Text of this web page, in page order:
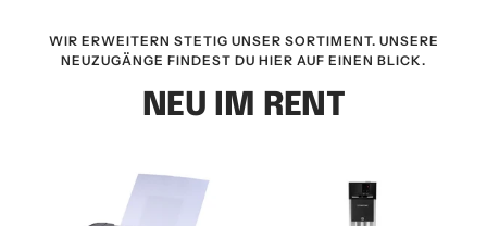
WIR ERWEITERN STETIG UNSER SORTIMENT. UNSERE
NEUZUGÄNGE FINDEST DU HIER AUF EINEN BLICK.
NEU IM RENT